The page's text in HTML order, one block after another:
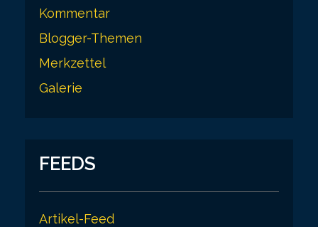
Kommentar
Blogger-Themen
Merkzettel
Galerie
FEEDS
Artikel-Feed